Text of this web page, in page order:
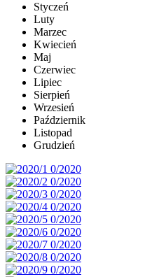
Styczeń
Luty
Marzec
Kwiecień
Maj
Czerwiec
Lipiec
Sierpień
Wrzesień
Październik
Listopad
Grudzień